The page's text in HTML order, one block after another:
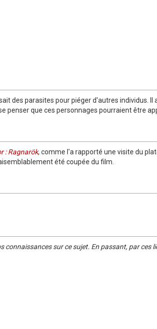
des parasites pour piéger d'autres individus. Il
penser que ces personnages pourraient être
: Ragnarök, comme l'a rapporté une visite du
été coupée du film.
sur ce sujet. En passant, par ces